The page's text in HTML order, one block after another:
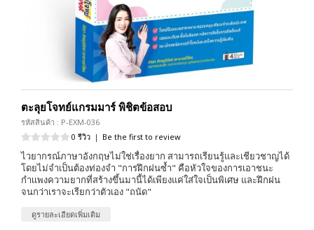
ตะลุยโจทย์แกรมมาร์ พิชิตข้อสอบ
รหัสสินค้า : P-EXM-036
0 รีวิว | Be the first to review
ไวยากรณ์ภาษาอังกฤษไม่ใช่เรื่องยาก สามารถเรียนรู้และเชียวชาญได้
โดยไม่จำเป็นต้องท่องจำ "การฝึกฝนซ้ำ" คือหัวใจของการเอาชนะ
กำเเพงความยากที่สร้างขึ้นมานี้ได้เพียงแค่ใส่ใจเป็นพิเศษ และฝึกฝน
จนกว่าเราจะเรียกว่าตัวเอง "ถนัด"
ดูรายละเอียดเพิ่มเติม